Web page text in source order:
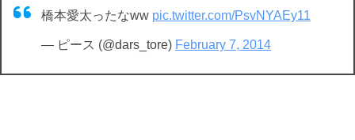
橋本愛太ったなww pic.twitter.com/PsvNYAEy11
— ピース (@dars_tore) February 7, 2014